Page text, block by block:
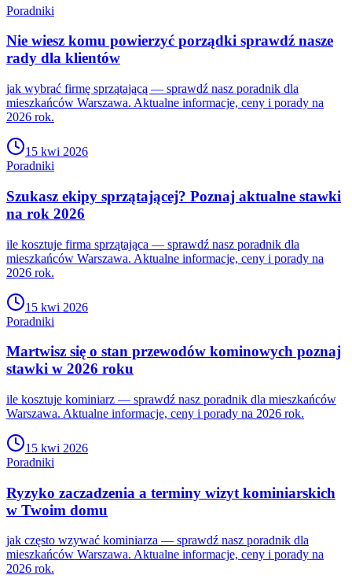
Poradniki
Nie wiesz komu powierzyć porządki sprawdź nasze
rady dla klientów
jak wybrać firmę sprzątającą — sprawdź nasz poradnik dla
mieszkańców Warszawa. Aktualne informacje, ceny i porady na
2026 rok.
15 kwi 2026
Poradniki
Szukasz ekipy sprzątającej? Poznaj aktualne stawki
na rok 2026
ile kosztuje firma sprzątająca — sprawdź nasz poradnik dla
mieszkańców Warszawa. Aktualne informacje, ceny i porady na
2026 rok.
15 kwi 2026
Poradniki
Martwisz się o stan przewodów kominowych poznaj
stawki w 2026 roku
ile kosztuje kominiarz — sprawdź nasz poradnik dla mieszkańców
Warszawa. Aktualne informacje, ceny i porady na 2026 rok.
15 kwi 2026
Poradniki
Ryzyko zaczadzenia a terminy wizyt kominiarskich
w Twoim domu
jak często wzywać kominiarza — sprawdź nasz poradnik dla
mieszkańców Warszawa. Aktualne informacje, ceny i porady na
2026 rok.